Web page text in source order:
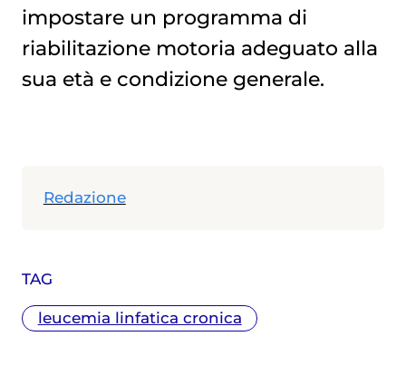
TAG
leucemia linfatica cronica
impostare un programma di
riabilitazione motoria adeguato alla
sua età e condizione generale.
Redazione